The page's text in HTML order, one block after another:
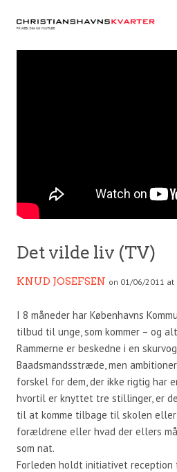
Det vilde liv (TV)
KNUD JOSEFSEN on 01/06/2011 at
I 8 måneder har Københavns
tilbud til unge, som kommer – og
Rammerne er beskedne i en
Baadsmandsstræde, men
forskel for dem, der ikke rigtig har
hvortil er knyttet tre stillinger, er
til at komme tilbage til skolen
forældrene eller hvad der ellers
som nat.
Forleden holdt initiativet reception